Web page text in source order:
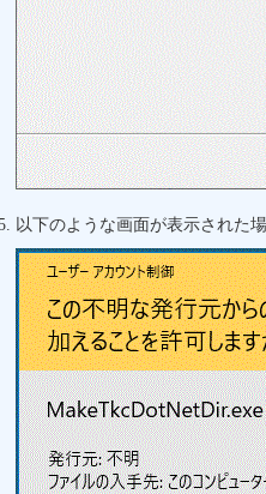
以下のような画面が表示された